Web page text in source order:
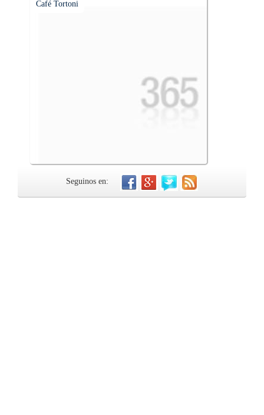
Café Tortoni
Seguinos en: